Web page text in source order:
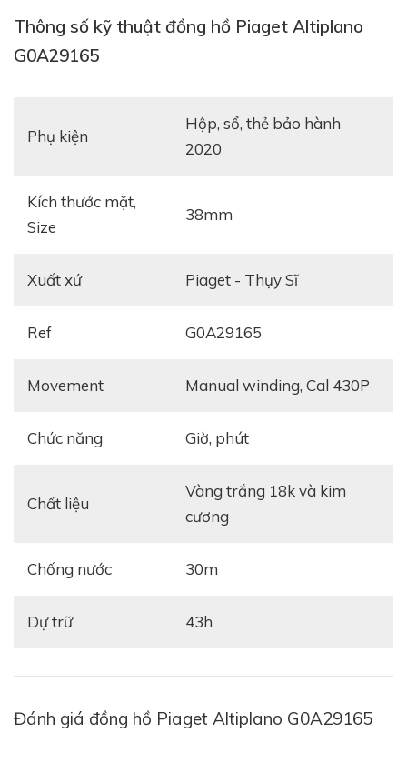
Tham khảo:Review đồng hồ Piaget Emperador
Coussin Perpetual Calendar
Khi nhìn vào thiết kế tổng thể của
vỏ tròn đều đặn và mềm mại – dáng vỏ đặc trưng của
Bên cạnh đó, việc sử dụng chất liệu
chính chất liệu này đã trở thành điểm nhấn tạo nên vẻ
ngoài rất sang trọng và đặc biệt xa xỉ cho chiếc đồng
Thông số kỹ thuật đồng hồ Piaget Altiplano
G0A29165
Phụ kiện
hộp, sổ, thẻ bảo hành
2020
Kích thước mặt,
Size
38mm
Xuất xứ Piaget - Thụy Sĩ
Ref G0A29165
Movement manual winding, Cal 430P
Chức năng giờ, phút
Chất liệu
vàng trắng 18k và kim
cương
Chống nước 30m
Dự trữ 43h
Đánh giá đồng hồ Piaget Altiplano G0A29165